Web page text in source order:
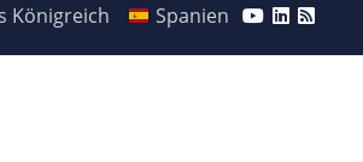
Königreich
Spanien